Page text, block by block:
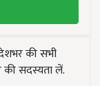
की सभी
सदस्यता लें.